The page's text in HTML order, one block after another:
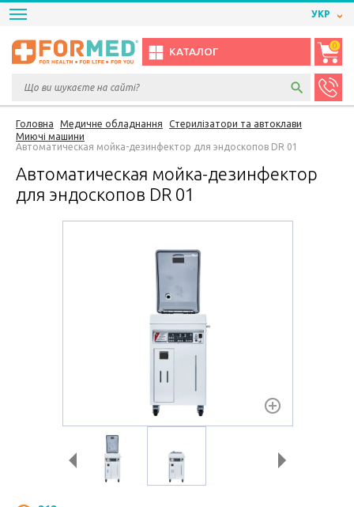
УКР
КАТАЛОГ
0
Головна Медичне обладнання
Стерилізатори та автоклави
Миючі машини
Автоматическая мойка-дезинфектор для эндоскопов DR 01
Автоматическая мойка-дезинфектор
для эндоскопов DR 01